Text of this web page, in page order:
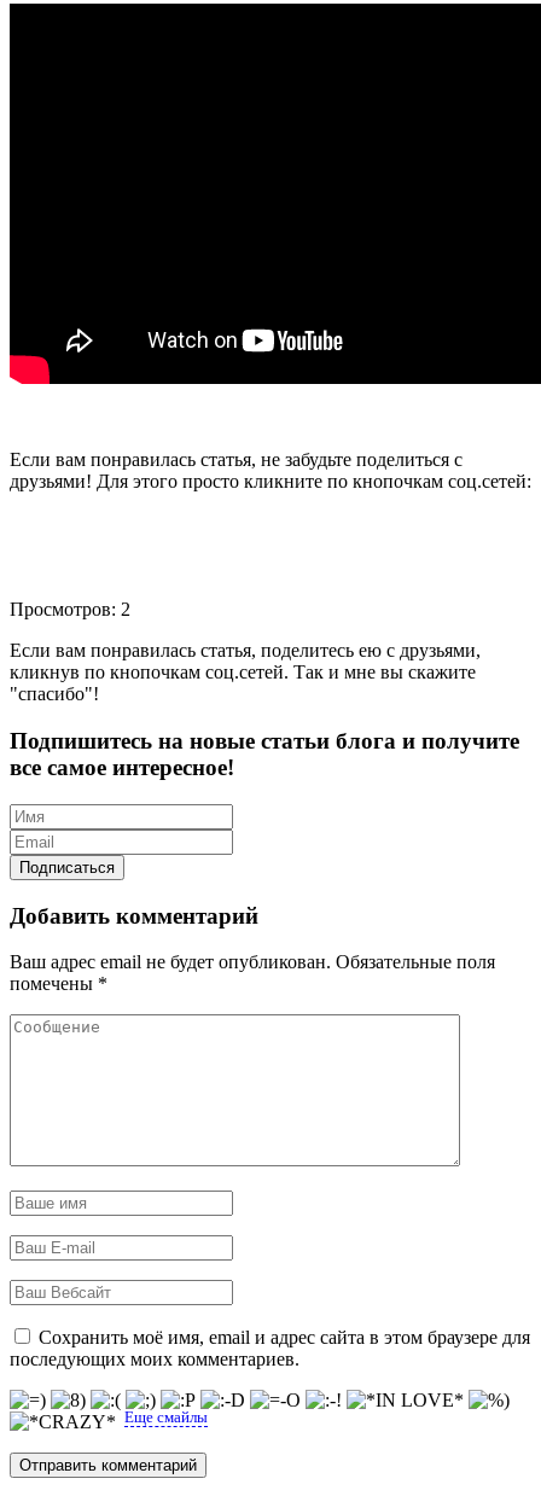
Если вам понравилась статья, не забудьте поделиться с
друзьями! Для этого просто кликните по кнопочкам соц.сетей:
Просмотров: 2
Если вам понравилась статья, поделитесь ею с друзьями,
кликнув по кнопочкам соц.сетей. Так и мне вы скажите
"спасибо"!
Подпишитесь на новые статьи блога и получите
все самое интересное!
Добавить комментарий
Ваш адрес email не будет опубликован. Обязательные поля
помечены *
Сохранить моё имя, email и адрес сайта в этом браузере для
последующих моих комментариев.
Еще смайлы